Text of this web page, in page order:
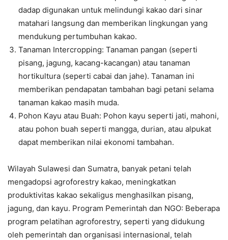
dadap digunakan untuk melindungi kakao dari sinar
matahari langsung dan memberikan lingkungan yang
mendukung pertumbuhan kakao.
Tanaman Intercropping: Tanaman pangan (seperti
pisang, jagung, kacang-kacangan) atau tanaman
hortikultura (seperti cabai dan jahe). Tanaman ini
memberikan pendapatan tambahan bagi petani selama
tanaman kakao masih muda.
Pohon Kayu atau Buah: Pohon kayu seperti jati, mahoni,
atau pohon buah seperti mangga, durian, atau alpukat
dapat memberikan nilai ekonomi tambahan.
Wilayah Sulawesi dan Sumatra, banyak petani telah
mengadopsi agroforestry kakao, meningkatkan
produktivitas kakao sekaligus menghasilkan pisang,
jagung, dan kayu. Program Pemerintah dan NGO: Beberapa
program pelatihan agroforestry, seperti yang didukung
oleh pemerintah dan organisasi internasional, telah